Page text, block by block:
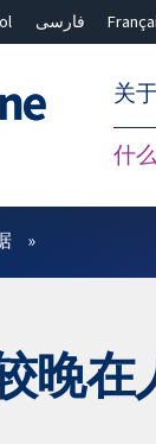
فارسی
关
什
晚在